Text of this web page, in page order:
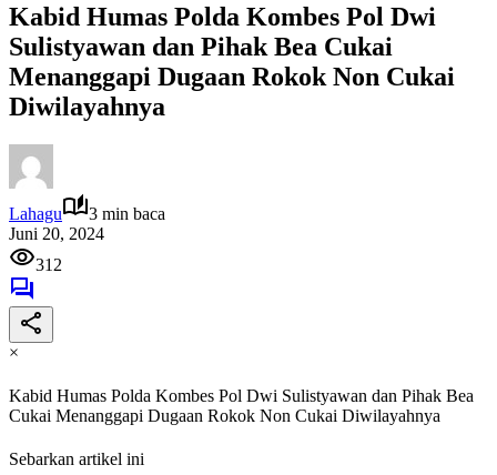
Kabid Humas Polda Kombes Pol Dwi
Sulistyawan dan Pihak Bea Cukai
Menanggapi Dugaan Rokok Non Cukai
Diwilayahnya
Lahagu
3 min baca
Juni 20, 2024
312
×
Kabid Humas Polda Kombes Pol Dwi Sulistyawan dan Pihak Bea
Cukai Menanggapi Dugaan Rokok Non Cukai Diwilayahnya
Sebarkan artikel ini